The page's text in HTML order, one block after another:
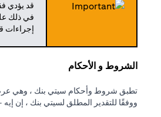
قد يؤدي
في ذلك
إجراءات
الشروط و الأحكام
تطبق شروط وأحكام سيتي بنك ، وهي عرضة
ووفقًا للتقدير المطلق لسيتي بنك ، إن